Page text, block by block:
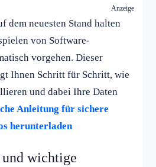
Anzeige
dem neuesten Stand halten
von Software-
vorgehen. Dieser
Ihnen Schritt für Schritt, wie
und dabei Ihre Daten
Anleitung für sichere
herunterladen
wichtige